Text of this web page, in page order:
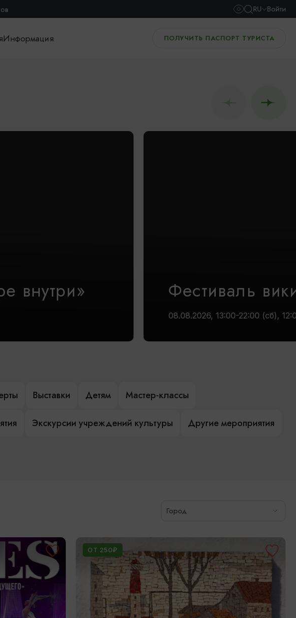
RU Войти
Информация ПОЛУЧИТЬ ПАСПОРТ ТУРИСТА
внутри» Фестиваль
08.08.2026, 13:00-22:00 (сб),
Выставки Детям Мастер-классы
Экскурсии учреждений культуры Другие мероприятия
Город
ОТ 250₽